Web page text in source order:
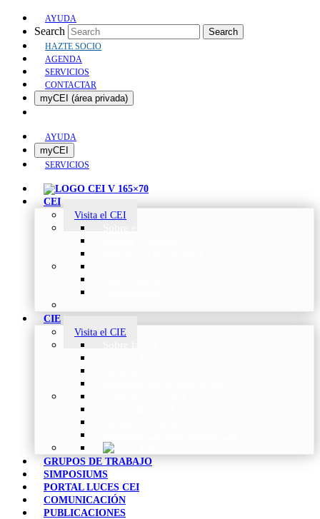
AYUDA
Search Search
HAZTE SOCIO
AGENDA
SERVICIOS
CONTACTAR
myCEI (área privada)
AYUDA
myCEI
SERVICIOS
CEI
Visita el CEI
CIE
Visita el CIE
GRUPOS DE TRABAJO
SIMPOSIUMS
PORTAL LUCES CEI
COMUNICACIÓN
PUBLICACIONES